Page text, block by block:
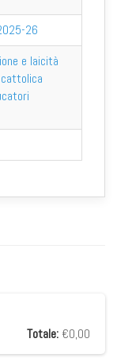
26
e laicità
Totale: €0,00